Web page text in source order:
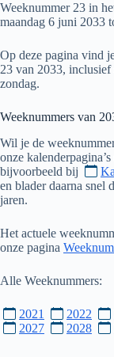
Weeknummer 23 in
maandag 6 juni 2033
Op deze pagina vind
23 van 2033, inclusief
zondag.
Weeknummers van
Wil je de
onze
bijvoorbeeld bij
en blader daarna snel
jaren.
Het actuele
onze pagina
Alle Weeknummers:
2021 2022
2027
2028